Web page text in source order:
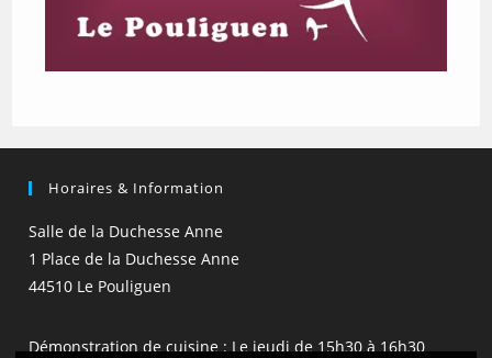
Horaires & Information
Salle de la Duchesse Anne
1 Place de la Duchesse Anne
44510 Le Pouliguen
Démonstration de cuisine : Le jeudi de 15h30 à 16h30